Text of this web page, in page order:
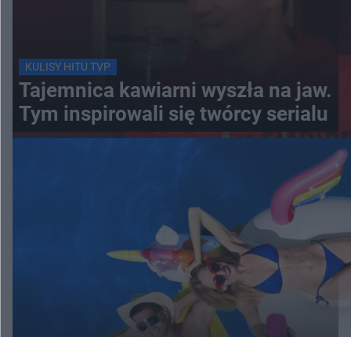
KULISY HITU TVP
Tajemnica kawiarni wyszła na jaw.
Tym inspirowali się twórcy serialu